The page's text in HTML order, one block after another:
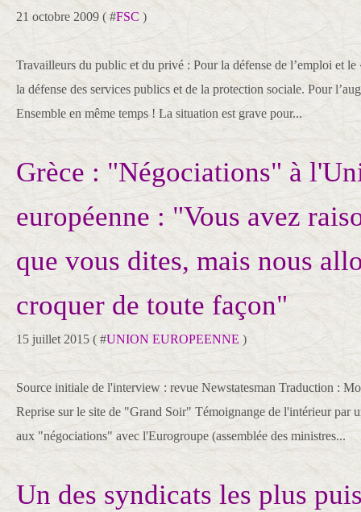
21 octobre 2009 ( #FSC )
Travailleurs du public et du privé : Pour la défense de l’emploi et
la défense des services publics et de la protection sociale. Pour
Ensemble en même temps ! La situation est grave pour...
Grèce : "Négociations" à
européenne : "Vous avez
que vous dites, mais nous
croquer de toute façon"
15 juillet 2015 ( #UNION EUROPEENNE )
Source initiale de l'interview : revue Newstatesman Traduction :
Reprise sur le site de "Grand Soir" Témoignange de l'intérieur par
aux "négociations" avec l'Eurogroupe (assemblée des ministres...
Un des syndicats les plus